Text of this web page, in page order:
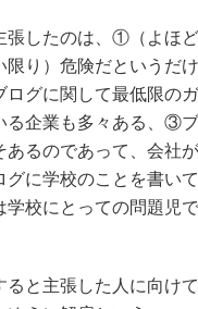
張したのは、①（よほ
限り）危険だというだ
ログに関して最低限の
る企業も多々ある、③
あるのであって、会社
グに学校のことを書い
学校にとっての問題児
ると主張した人に向け